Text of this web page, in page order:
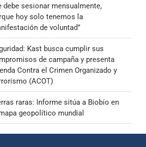
debe sesionar mensualmente,
hoy solo tenemos la
de voluntad”
Kast busca cumplir sus
de campaña y presenta
Contra el Crimen Organizado y
(ACOT)
raras: Informe sitúa a Biobío en
geopolítico mundial